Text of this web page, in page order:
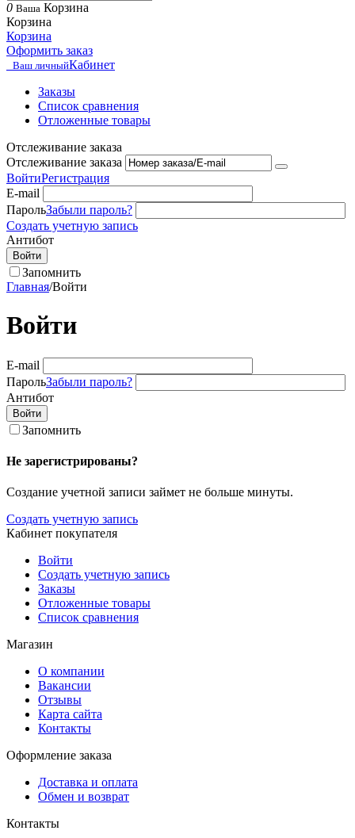
0 Ваша Корзина
Корзина
Корзина
Оформить заказ
Ваш личныйКабинет
Заказы
Список сравнения
Отложенные товары
Отслеживание заказа
Отслеживание заказа
ВойтиРегистрация
E-mail
ПарольЗабыли пароль?
Создать учетную запись
Антибот
Войти
Запомнить
Главная/Войти
Войти
E-mail
ПарольЗабыли пароль?
Антибот
Войти
Запомнить
Не зарегистрированы?
Создание учетной записи займет не больше минуты.
Создать учетную запись
Кабинет покупателя
Войти
Создать учетную запись
Заказы
Отложенные товары
Список сравнения
Магазин
О компании
Вакансии
Отзывы
Карта сайта
Контакты
Оформление заказа
Доставка и оплата
Обмен и возврат
Контакты